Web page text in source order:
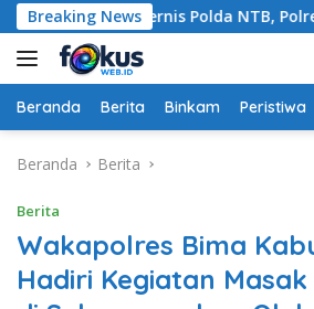
Langsung
ke
konten
Breaking News
Rakernis Polda NTB, Polres
Beranda Berita Binkam Peristiwa
Beranda Berita
Berita
Wakapolres Bima
Hadiri Kegiatan